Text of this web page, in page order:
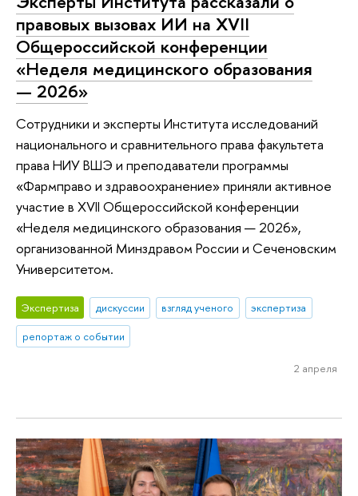
правовых вызовах ИИ на XVII
Общероссийской конференции
«Неделя медицинского образования
— 2026»
Сотрудники и эксперты Института исследований
национального и сравнительного права факультета
права НИУ ВШЭ и преподаватели программы
«Фармправо и здравоохранение» приняли активное
участие в XVII Общероссийской конференции
«Неделя медицинского образования — 2026»,
организованной Минздравом России и Сеченовским
Университетом.
Экспертиза дискуссии взгляд ученого
экспертиза
репортаж о событии
2 апреля